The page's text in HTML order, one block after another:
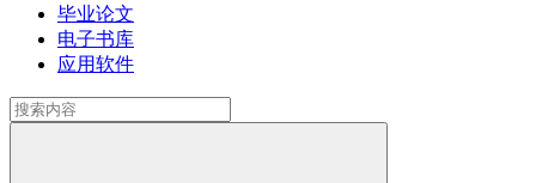
毕业论文
电子书库
应用软件